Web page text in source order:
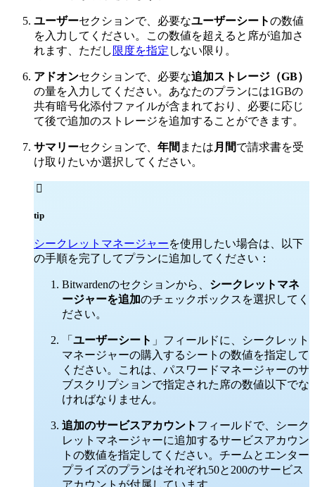
ユーザーセクションで、必要なユーザーシートの数値
を入力してください。この数値を超えると席が追加さ
れます、ただし 限度を指定 しない限り。
アドオンセクションで、必要な追加ストレージ（GB）
の量を入力してください。あなたのプランには1GBの
共有暗号化添付ファイルが含まれており、必要に応じ
て後で追加のストレージを追加することができます。
サマリーセクションで、 年間 または月間で請求書を受
け取りたいか選択してください。

tip
シークレットマネージャーを使用したい場合は、以下
の手順を完了してプランに追加してください：
Bitwardenのセクションから、 シークレットマネ
ージャーを追加のチェックボックスを選択してく
ださい。
「 ユーザーシート 」フィールドに、シークレット
マネージャーの購入するシートの数値を指定して
ください。これは、パスワードマネージャーのサ
ブスクリプションで指定された席の数値以下でな
ければなりません。
追加のサービスアカウント フィールドで、シーク
レットマネージャーに追加するサービスアカウン
トの数値を指定してください。チームとエンター
プライズのプランはそれぞれ50と200のサービス
アカウントが付属しています。